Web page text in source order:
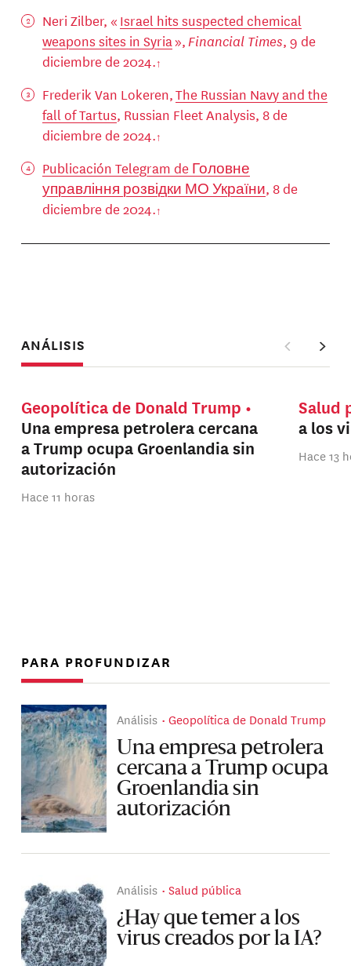
Neri Zilber, « Israel hits suspected chemical
weapons sites in Syria»,Financial Times, 9 de
diciembre de 2024.
Frederik Van Lokeren,The Russian Navy and the
fall of Tartus, Russian Fleet Analysis, 8 de
diciembre de 2024.
Publicación Telegram de Головне
управління розвідки МО України, 8 de
diciembre de 2024.
ANÁLISIS
Geopolítica de Donald Trump
Una empresa petrolera cercana
a Trump ocupa Groenlandia sin
autorización
Hace 11 horas
Salud
a los
Hace 13
PARA PROFUNDIZAR
Análisis Geopolítica de Donald Trump
Una empresa petrolera
cercana a Trump ocupa
Groenlandia sin
autorización
Análisis Salud pública
¿Hay que temer a los
virus creados por la IA?